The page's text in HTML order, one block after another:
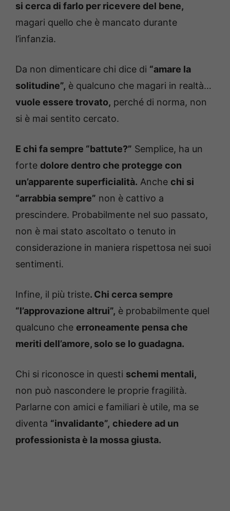
si cerca di farlo per ricevere del bene,
magari quello che è mancato durante
l’infanzia.
Da non dimenticare chi dice di “amare la
solitudine”, è qualcuno che magari in realtà…
vuole essere trovato, perché di norma, non
si è mai sentito cercato.
E chi fa sempre “battute?” Semplice, ha un
forte dolore dentro che protegge con
un’apparente superficialità. Anche chi si
“arrabbia sempre” non è cattivo a
prescindere. Probabilmente nel suo passato,
non è mai stato ascoltato o tenuto in
considerazione in maniera rispettosa nei suoi
sentimenti.
Infine, il più triste. Chi cerca sempre
“l’approvazione altrui”, è probabilmente quel
qualcuno che erroneamente pensa che
meriti dell’amore, solo se lo guadagna.
Chi si riconosce in questi schemi mentali,
non può nascondere le proprie fragilità.
Parlarne con amici e familiari è utile, ma se
diventa “invalidante”, chiedere ad un
professionista è la mossa giusta.